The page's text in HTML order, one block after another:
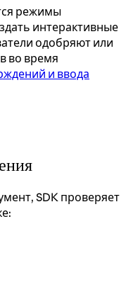
режимы
интерактивные
одобряют или
во время
и ввода
SDK проверяет